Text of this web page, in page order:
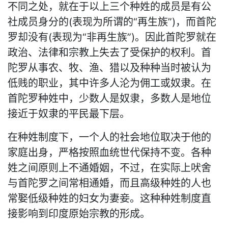
不同之处，就在于以上三个种姓的成员是有公
社成员身分的(表现为所谓的“再生族”)，而首陀
罗却没有(表现为“非再生族”)。因此首陀罗就在
政治、法律和宗教上失去了受保护的权利。首
陀罗从事农、牧、渔、猎以及种种当时被认为
低贱的职业，其中许多人沦为佣工或奴隶。在
首陀罗种姓中，少数人是奴隶，多数人是地位
接近于奴隶的平民最下层。
在种姓制度下，一个人的社会地位取决于他的
家庭出身，严格按照血统世代保持不变。各种
姓之间原则上不通婚姻，不过，在实际上吠舍
与首陀罗之间常相通婚，而且高级种姓的人也
常娶低级种姓的妇女为妻妾。这种种姓制度直
接影响到印度原始宗教的形成。